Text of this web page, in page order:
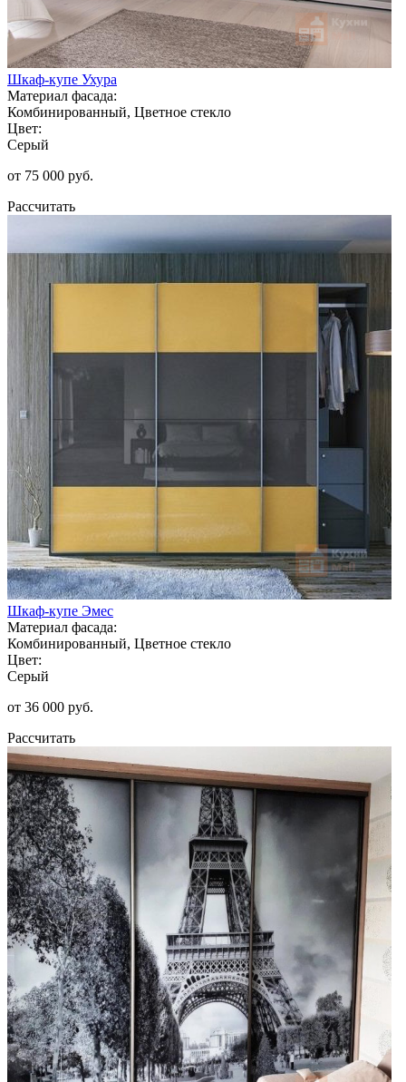
Шкаф-купе Ухура
Материал фасада:
Комбинированный, Цветное стекло
Цвет:
Серый
от 75 000 руб.
Рассчитать
Шкаф-купе Эмес
Материал фасада:
Комбинированный, Цветное стекло
Цвет:
Серый
от 36 000 руб.
Рассчитать